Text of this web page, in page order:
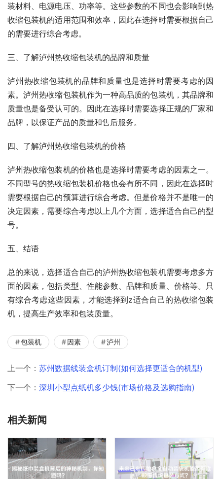
装材料、电源电压、功率等。这些参数的不同也会影响到热
收缩包装机的适用范围和效率，因此在选择时需要根据自己
的需要进行综合考虑。
三、了解泸州热收缩包装机的品牌和质量
泸州热收缩包装机的品牌和质量也是选择时需要考虑的因
素。泸州热收缩包装机作为一种高品质的包装机，其品牌和
质量也是备受认可的。因此在选择时需要选择正规的厂家和
品牌，以保证产品的质量和售后服务。
四、了解泸州热收缩包装机的价格
泸州热收缩包装机的价格也是选择时需要考虑的因素之一。
不同型号的热收缩包装机价格也会有所不同，因此在选择时
需要根据自己的预算进行综合考虑。但是价格并不是唯一的
决定因素，需要综合考虑以上几个方面，选择适合自己的型
号。
五、结语
总的来说，选择适合自己的泸州热收缩包装机需要考虑多方
面的因素，包括类型、性能参数、品牌和质量、价格等。只
有综合考虑这些因素，才能选择到z适合自己的热收缩包装
机，提高生产效率和包装质量。
包装机 因素 泸州
上一个： 苏州数据线装盒机订制(如何选择更适合的机型)
下一个： 深圳小型点纸机多少钱(市场价格及选购指南)
相关新闻